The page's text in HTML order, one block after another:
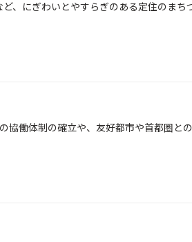
、にぎわいとやすらぎのある定住のまち
協働体制の確立や、友好都市や首都圏との